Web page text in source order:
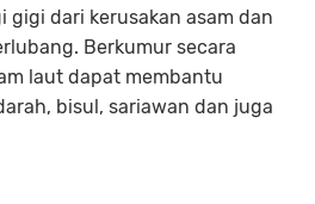
dari kerusakan asam dan
Berkumur secara
laut dapat membantu
bisul, sariawan dan juga